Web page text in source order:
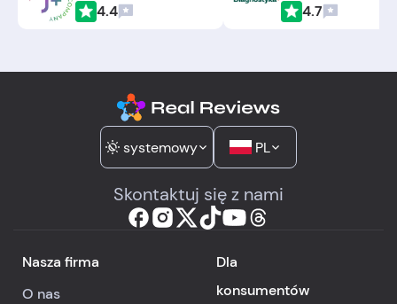
4.4
4.7
systemowy PL
Skontaktuj się z nami
Nasza firma
O nas
Dla
konsumentów